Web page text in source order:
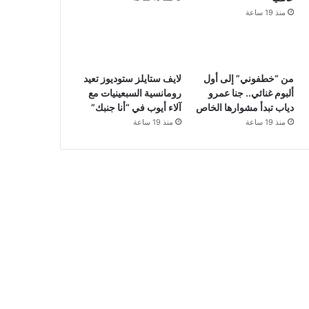
منذ 19 ساعة
من “خطفوني” إلى أول
ألبوم غنائي.. جنا عمرو
دياب تبدأ مشوارها الخاص
منذ 19 ساعة
لايف ستايلز ستوديوز تعيد
رومانسية السبعينيات مع
آلاء أيوب في “أنا جنبك”
منذ 19 ساعة